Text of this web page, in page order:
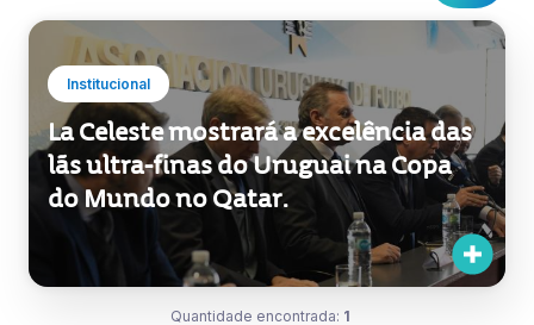
Institucional
La Celeste mostrará a excelência das
lãs ultra-finas do Uruguai na Copa
do Mundo no Qatar.
Quantidade encontrada: 1